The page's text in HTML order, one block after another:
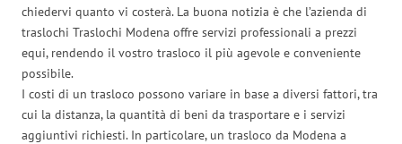
chiedervi quanto vi costerà. La buona notizia è che l’azienda di
traslochi Traslochi Modena offre servizi professionali a prezzi
equi, rendendo il vostro trasloco il più agevole e conveniente
possibile.
I costi di un trasloco possono variare in base a diversi fattori, tra
cui la distanza, la quantità di beni da trasportare e i servizi
aggiuntivi richiesti. In particolare, un trasloco da Modena a